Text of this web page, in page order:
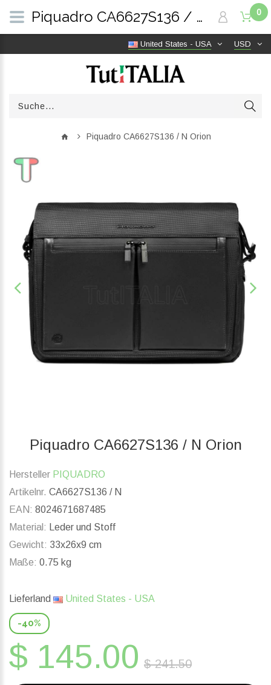
USD
United States - USA
0
Piquadro CA6627S136 / N Orion
Piquadro CA6627S136 / N Orion
Hersteller PIQUADRO
Artikelnr. CA6627S136 / N
EAN: 8024671687485
Material:
Leder und Stoff
Gewicht: 33x26x9 cm
Maße: 0.75 kg
Lieferland United States - USA
-40%
$ 145.00 $ 241.50
Piquadro CA6627S136 / N Orion | TutITALIA